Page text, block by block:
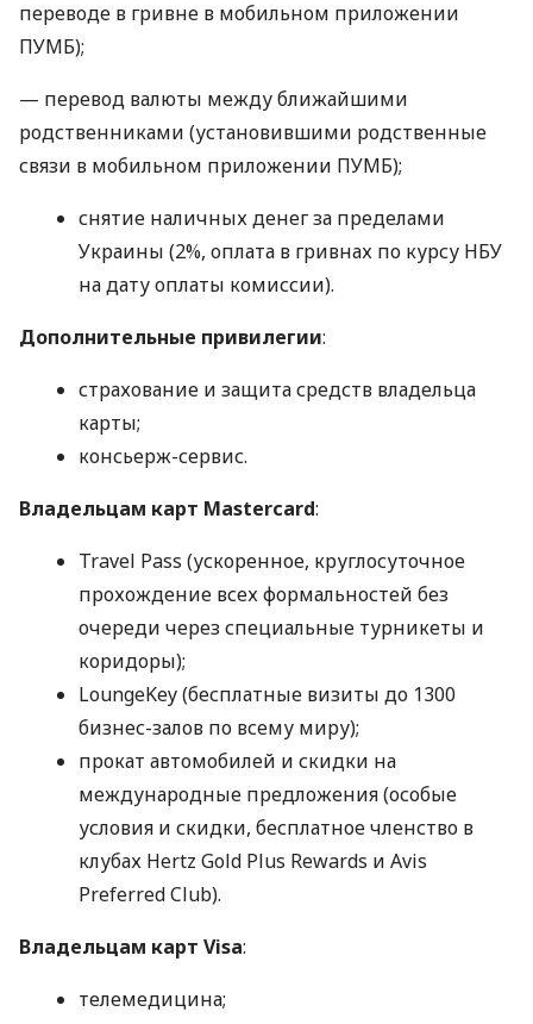
переводе в гривне в мобильном приложении
ПУМБ);
— перевод валюты между ближайшими
родственниками (установившими родственные
связи в мобильном приложении ПУМБ);
снятие наличных денег за пределами
Украины (2%, оплата в гривнах по курсу НБУ
на дату оплаты комиссии).
Дополнительные привилегии:
страхование и защита средств владельца
карты;
консьерж-сервис.
Владельцам карт Mastercard:
Travel Pass (ускоренное, круглосуточное
прохождение всех формальностей без
очереди через специальные турникеты и
коридоры);
LoungeKey (бесплатные визиты до 1300
бизнес-залов по всему миру);
прокат автомобилей и скидки на
международные предложения (особые
условия и скидки, бесплатное членство в
клубах Hertz Gold Plus Rewards и Avis
Preferred Club).
Владельцам карт Visa:
телемедицина;